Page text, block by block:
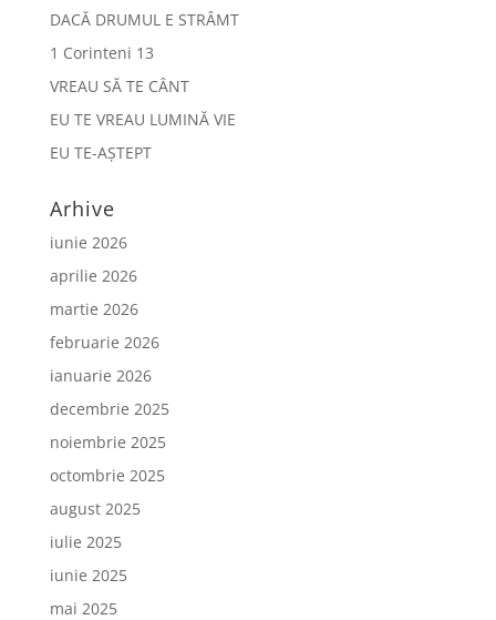
DACĂ DRUMUL E STRÂMT
1 Corinteni 13
VREAU SĂ TE CÂNT
EU TE VREAU LUMINĂ VIE
EU TE-AȘTEPT
Arhive
iunie 2026
aprilie 2026
martie 2026
februarie 2026
ianuarie 2026
decembrie 2025
noiembrie 2025
octombrie 2025
august 2025
iulie 2025
iunie 2025
mai 2025